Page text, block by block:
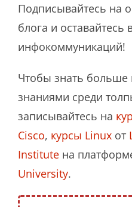
Подписывайтесь на
блога и оставайтесь
инфокоммуникаций!
Чтобы знать больше
знаниями среди
записывайтесь на
Cisco, курсы Linux от
Institute на
University.